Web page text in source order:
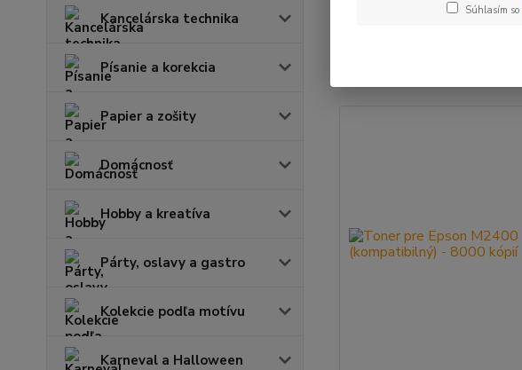
Kancelárska technika
Písanie a korekcia
Papier a zošity
Domácnosť
Hobby a kreatíva
Párty, oslavy a gastro
Kolekcie podľa motívu
Karneval a Halloween
Súhlasím so